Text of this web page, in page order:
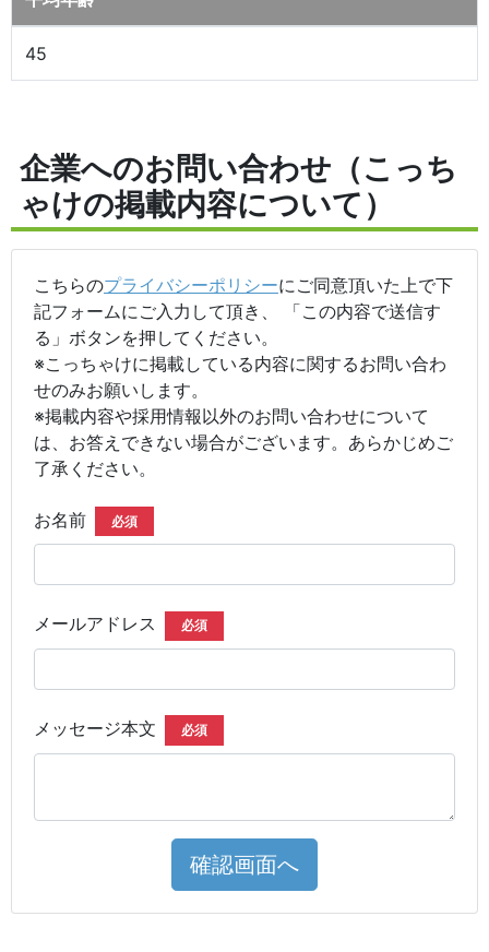
45
企業へのお問い合わせ（こっち
ゃけの掲載内容について）
こちらのプライバシーポリシーにご同意頂いた上で下
記フォームにご入力して頂き、 「この内容で送信す
る」ボタンを押してください。
※こっちゃけに掲載している内容に関するお問い合わ
せのみお願いします。
※掲載内容や採用情報以外のお問い合わせについて
は、お答えできない場合がございます。あらかじめご
了承ください。
お名前 必須
メールアドレス 必須
メッセージ本文 必須
確認画面へ